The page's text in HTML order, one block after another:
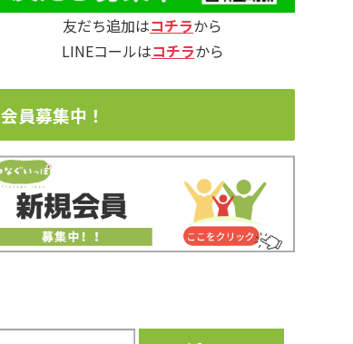
友だち追加はコチラから
LINEコールはコチラから
会員募集中！